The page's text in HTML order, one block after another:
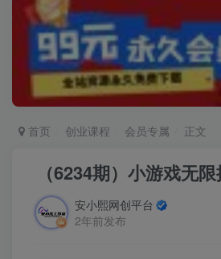
首页 创业课程 会员专属 正文
（6234期）小游戏无
安小熙网创平台
2年前发布